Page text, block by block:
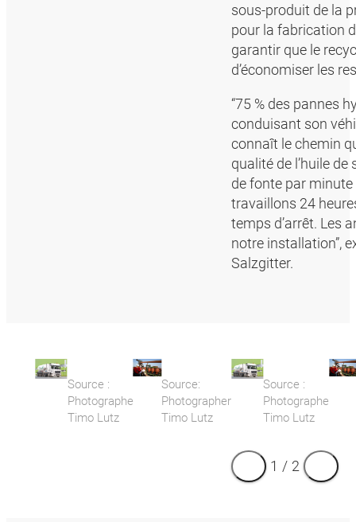
sous-produit de la
pour la fabrication
garantir que le
d’économiser les
“75 % des pannes
conduisant son
connaît le chemin
qualité de l’huile
de fonte par minute
travaillons 24
temps d’arrêt. Les
notre installation”,
Salzgitter.
Source :
Photographe
Timo Lutz
Source:
Photographer
Timo Lutz
Source :
Photographe
Timo Lutz
1 / 2